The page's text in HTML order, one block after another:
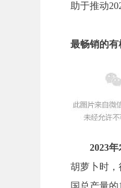
助于推动
最畅销的有
2023
胡萝卜时，
国总产量